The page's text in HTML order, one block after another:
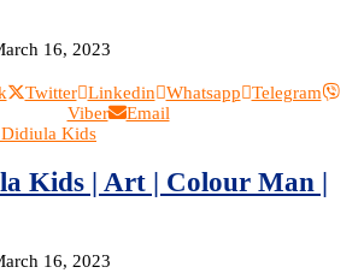
16, 2023
Twitter Linkedin Whatsapp
Telegram
Viber
Email
Kids
Kids | Art | Colour Man |
16, 2023